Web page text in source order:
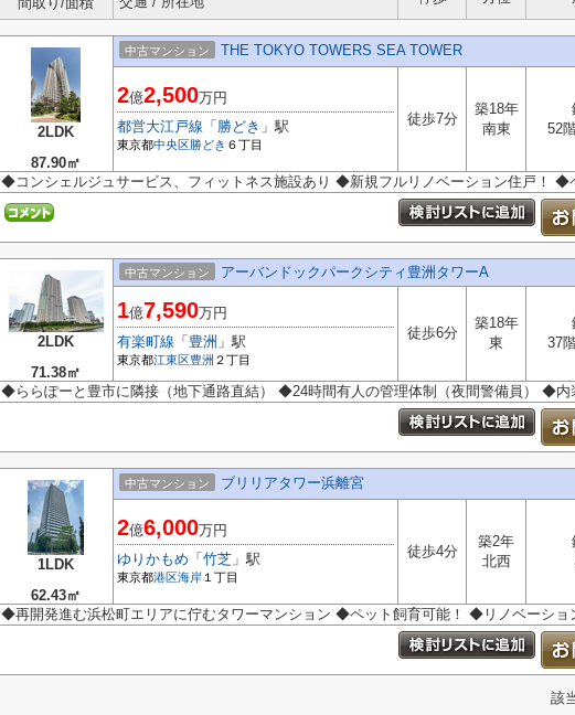
2LDK
87.90㎡
中古マンション THE TOKYO TOWERS SEA TOWER
2億2,500万円
都営大江戸線 「 勝どき 」駅
東京都中央区勝どき ６丁目
徒歩7分
築18年
南東
52
◆コンシェルジュサービス、フィットネス施設あり ◆新規フルリノベーション住戸！ ◆
2LDK
71.38㎡
中古マンション アーバンドックパークシティ豊洲タワーA
1億7,590万円
有楽町線 「 豊洲 」駅
東京都江東区豊洲 ２丁目
徒歩6分
築18年
東
37
◆ららぽーと豊市に隣接（地下通路直結） ◆24時間有人の管理体制（夜間警備員） ◆内
1LDK
62.43㎡
中古マンション ブリリアタワー浜離宮
2億6,000万円
ゆりかもめ 「 竹芝 」駅
東京都港区海岸 １丁目
徒歩4分
築2年
北西
◆再開発進む浜松町エリアに佇むタワーマンション ◆ペット飼育可能！ ◆リノベーショ
該